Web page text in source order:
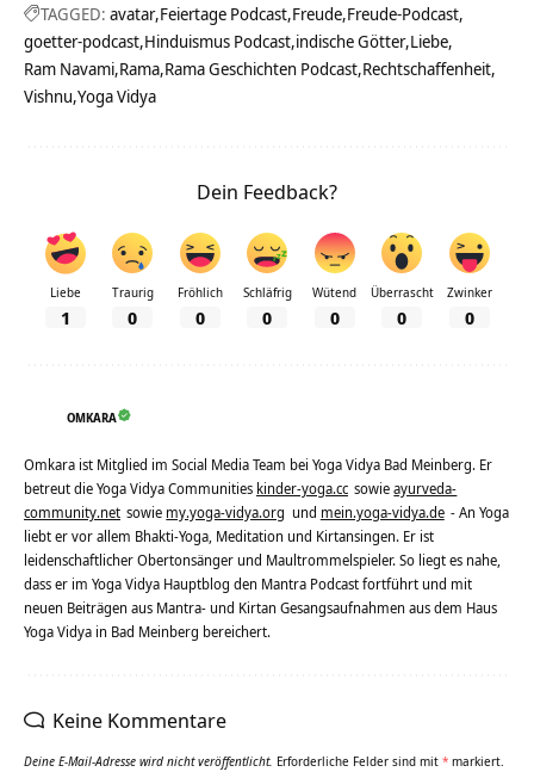
TAGGED: avatar Feiertage Podcast Freude Freude-Podcast
goetter-podcast Hinduismus Podcast indische Götter Liebe
Ram Navami Rama Rama Geschichten Podcast Rechtschaffenheit
Vishnu Yoga Vidya
Dein Feedback?
Liebe
1
Traurig
0
Fröhlich
0
Schläfrig
0
Wütend
0
Überrascht
0
Zwinker
0
OMKARA
Omkara ist Mitglied im Social Media Team bei Yoga Vidya Bad Meinberg. Er
betreut die Yoga Vidya Communities kinder-yoga.cc sowieayurveda-
community.net sowie my.yoga-vidya.org und mein.yoga-vidya.de - An Yoga
liebt er vor allem Bhakti-Yoga, Meditation und Kirtansingen. Er ist
leidenschaftlicher Obertonsänger und Maultrommelspieler. So liegt es nahe,
dass er im Yoga Vidya Hauptblog den Mantra Podcast fortführt und mit
neuen Beiträgen aus Mantra- und Kirtan Gesangsaufnahmen aus dem Haus
Yoga Vidya in Bad Meinberg bereichert.
Keine Kommentare
Deine E-Mail-Adresse wird nicht veröffentlicht. Erforderliche Felder sind mit * markiert.